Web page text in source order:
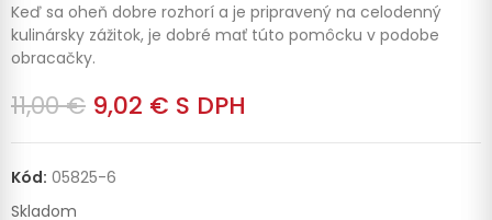
Keď sa oheň dobre rozhorí a je pripravený na celodenný
kulinársky zážitok, je dobré mať túto pomôcku v podobe
obracačky.
11,00 € 9,02 € S DPH
Kód: 05825-6
Skladom